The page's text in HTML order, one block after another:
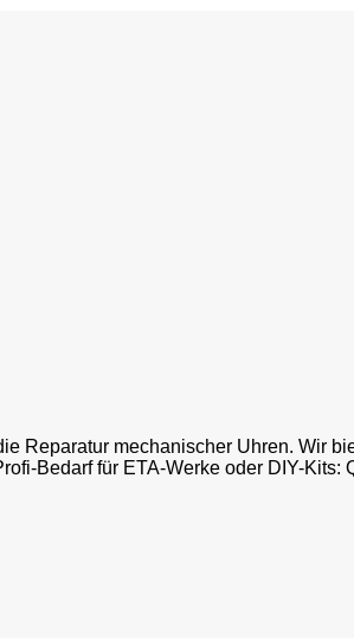
Reparatur mechanischer Uhren. Wir
Bedarf für ETA-Werke oder DIY-